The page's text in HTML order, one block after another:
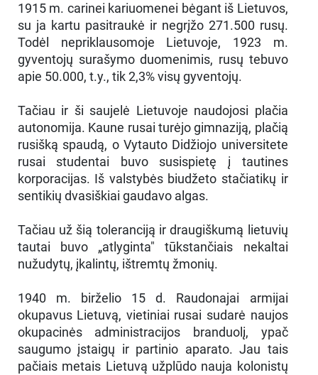
1915 m. carinei kariuomenei bėgant iš Lietuvos,
su ja kartu pasitraukė ir negrįžo 271.500 rusų.
Todėl nepriklausomoje Lietuvoje, 1923 m.
gyventojų surašymo duomenimis, rusų tebuvo
apie 50.000, t.y., tik 2,3% visų gyventojų.
Tačiau ir ši saujelė Lietuvoje naudojosi plačia
autonomija. Kaune rusai turėjo gimnaziją, plačią
rusišką spaudą, o Vytauto Didžiojo universitete
rusai studentai buvo susispietę į tautines
korporacijas. Iš valstybės biudžeto stačiatikų ir
sentikių dvasiškiai gaudavo algas.
Tačiau už šią toleranciją ir draugiškumą lietuvių
tautai buvo „atlyginta" tūkstančiais nekaltai
nužudytų, įkalintų, ištremtų žmonių.
1940 m. birželio 15 d. Raudonajai armijai
okupavus Lietuvą, vietiniai rusai sudarė naujos
okupacinės administracijos branduolį, ypač
saugumo įstaigų ir partinio aparato. Jau tais
pačiais metais Lietuvą užplūdo nauja kolonistų